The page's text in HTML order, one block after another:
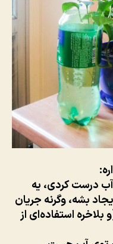
آب درست کردی، یه
بشه، وگرنه جریان
استفاده‌ای از